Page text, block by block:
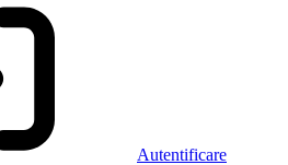
Autentificare